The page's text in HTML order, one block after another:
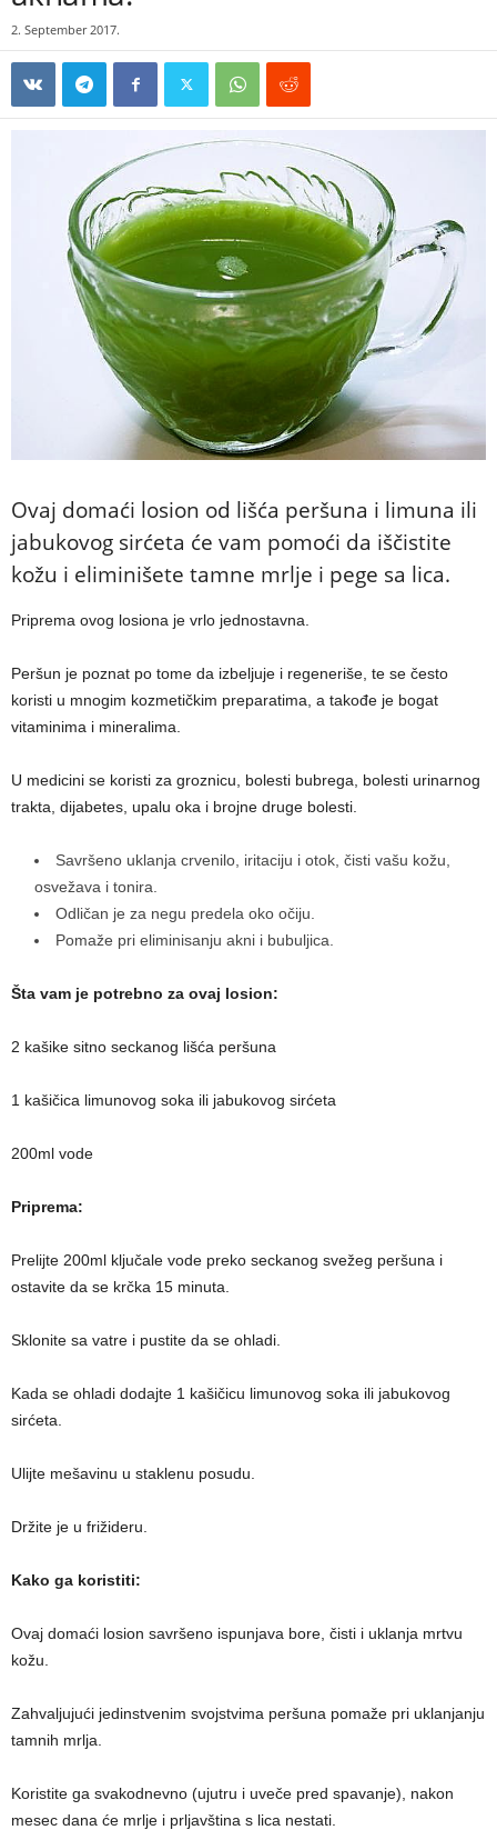
2. September 2017.
Ovaj domaći losion od lišća peršuna i limuna ili
jabukovog sirćeta će vam pomoći da iščistite
kožu i eliminišete tamne mrlje i pege sa lica.
Priprema ovog losiona je vrlo jednostavna.
Peršun je poznat po tome da izbeljuje i regeneriše, te se često
koristi u mnogim kozmetičkim preparatima, a takođe je bogat
vitaminima i mineralima.
U medicini se koristi za groznicu, bolesti bubrega, bolesti urinarnog
trakta, dijabetes, upalu oka i brojne druge bolesti.
Savršeno uklanja crvenilo, iritaciju i otok, čisti vašu kožu,
osvežava i tonira.
Odličan je za negu predela oko očiju.
Pomaže pri eliminisanju akni i bubuljica.
Šta vam je potrebno za ovaj losion:
2 kašike sitno seckanog lišća peršuna
1 kašičica limunovog soka ili jabukovog sirćeta
200ml vode
Priprema:
Prelijte 200ml ključale vode preko seckanog svežeg peršuna i
ostavite da se krčka 15 minuta.
Sklonite sa vatre i pustite da se ohladi.
Kada se ohladi dodajte 1 kašičicu limunovog soka ili jabukovog
sirćeta.
Ulijte mešavinu u staklenu posudu.
Držite je u frižideru.
Kako ga koristiti:
Ovaj domaći losion savršeno ispunjava bore, čisti i uklanja mrtvu
kožu.
Zahvaljujući jedinstvenim svojstvima peršuna pomaže pri uklanjanju
tamnih mrlja.
Koristite ga svakodnevno (ujutru i uveče pred spavanje), nakon
mesec dana će mrlje i prljavština s lica nestati.